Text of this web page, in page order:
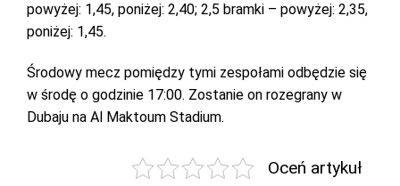
powyżej: 1,45, poniżej: 2,40; 2,5 bramki – powyżej: 2,35,
poniżej: 1,45.
Środowy mecz pomiędzy tymi zespołami odbędzie się
w środę o godzinie 17:00. Zostanie on rozegrany w
Dubaju na Al Maktoum Stadium.
Oceń artykuł